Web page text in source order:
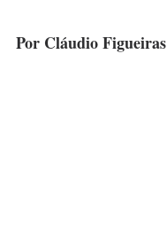
Por Cláudio Figueiras